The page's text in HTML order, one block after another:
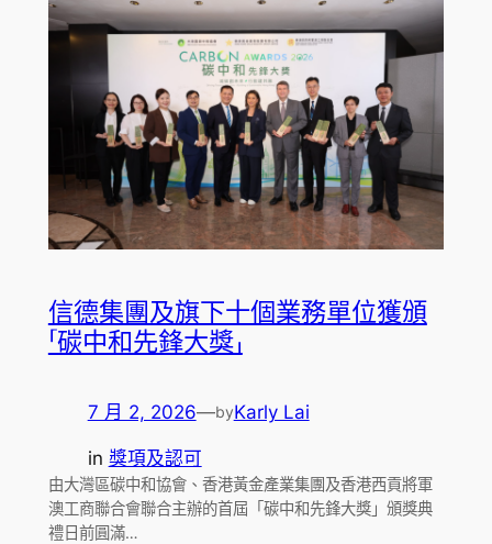
信德集團及旗下十個業務單位獲頒
「碳中和先鋒大獎」
7 月 2, 2026—byKarly Lai
in 獎項及認可
由大灣區碳中和協會、香港黃金產業集團及香港西貢將軍
澳工商聯合會聯合主辦的首屆「碳中和先鋒大獎」頒獎典
禮日前圓滿…